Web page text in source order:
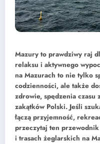
Mazury to prawdziwy raj
relaksu i aktywnego
na Mazurach to nie tylko
codzienności, ale także
zdrowie, spędzenia
zakątków Polski. Jeśli
łączą przyjemność,
przeczytaj ten
i trasach żeglarskich na